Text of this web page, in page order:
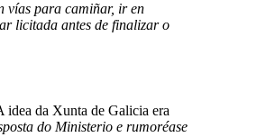
vías para camiñar, ir en
licitada antes de finalizar o
idea da Xunta de Galicia era
do Ministerio e rumoréase